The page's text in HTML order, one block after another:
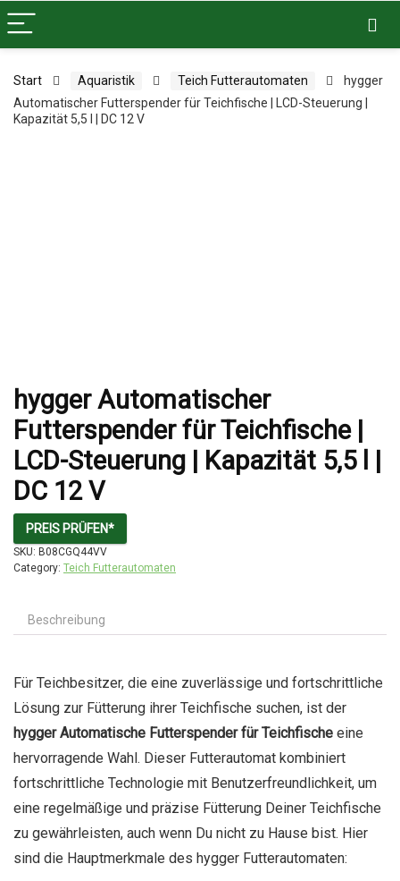
Start Aquaristik Teich Futterautomaten
hygger
Automatischer Futterspender für Teichfische | LCD-Steuerung |
Kapazität 5,5 l | DC 12 V
hygger Automatischer
Futterspender für Teichfische |
LCD-Steuerung | Kapazität 5,5 l |
DC 12 V
PREIS PRÜFEN*
SKU: B08CGQ44VV
Category: Teich Futterautomaten
Beschreibung
Für Teichbesitzer, die eine zuverlässige und fortschrittliche
Lösung zur Fütterung ihrer Teichfische suchen, ist der
hygger Automatische Futterspender für Teichfische eine
hervorragende Wahl. Dieser Futterautomat kombiniert
fortschrittliche Technologie mit Benutzerfreundlichkeit, um
eine regelmäßige und präzise Fütterung Deiner Teichfische
zu gewährleisten, auch wenn Du nicht zu Hause bist. Hier
sind die Hauptmerkmale des hygger Futterautomaten: